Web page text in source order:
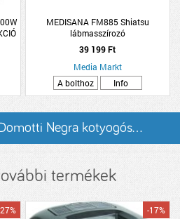
MEDISANA FM885 Shiatsu
lábmasszírozó
39 199 Ft
Media Markt
A bolthoz
Info
Negra kotyogós...
termékek
-17%